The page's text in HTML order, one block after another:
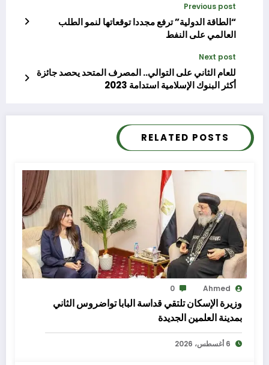
Previous post
“الطاقة الدولية” ترفع مجددا توقعاتها لنمو الطلب
العالمي على النفط
Next post
للعام الثاني على التوالي.. المصرف المتحد يحصد جائزة
أكثر البنوك الإسلامية استدامة 2023
RELATED POSTS
Ahmed
0
وزيرة الإسكان تلتقي قداسة البابا تواضروس الثاني
بمدينة العلمين الجديدة
6 أغسطس، 2026